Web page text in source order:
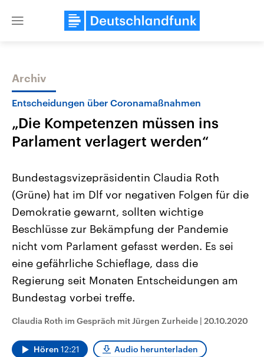
Close
Themen
Landtagswahl Sachsen-Anhalt
2026
Alle Informationen
Sachsen-Anhalt wählt am 6.
September 2026 einen neuen
Landtag. Seit 2021 wird das
Bundesland von einer Koalition aus
CDU, SPD und FDP regiert.-
Umfragen, Prognosen,
Wahlprogramme, aktuelle Berichte
und Hintergründe zu den Parteien
Wahl.
USA
Aktuelle Beiträge,
Hintergründe
Wirtschaftlich und
gehören die Vereinigten
den mächtigsten Ländern
mit großem Einfluss auf
Sendungen Programm
Archiv
Entscheidungen über Coronamaßnahmen
„Die Kompetenzen müssen ins
Parlament verlagert werden“
Bundestagsvizepräsidentin Claudia Roth
(Grüne) hat im Dlf vor negativen Folgen für die
Demokratie gewarnt, sollten wichtige
Beschlüsse zur Bekämpfung der Pandemie
nicht vom Parlament gefasst werden. Es sei
eine gefährliche Schieflage, dass die
Regierung seit Monaten Entscheidungen am
Bundestag vorbei treffe.
Claudia Roth im Gespräch mit Jürgen Zurheide | 20.10.2020
Hören 12:21 Audio herunterladen